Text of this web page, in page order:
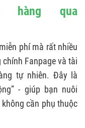
hàng qua
phí mà rất nhiều
Fanpage và tài
tự nhiên. Đây là
- giúp bạn nuôi
cần phụ thuộc